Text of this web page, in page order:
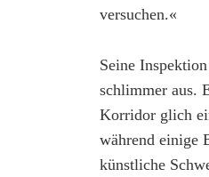
versuchen.«
Seine
schlimmer aus.
Korridor glich
während einige
künstliche